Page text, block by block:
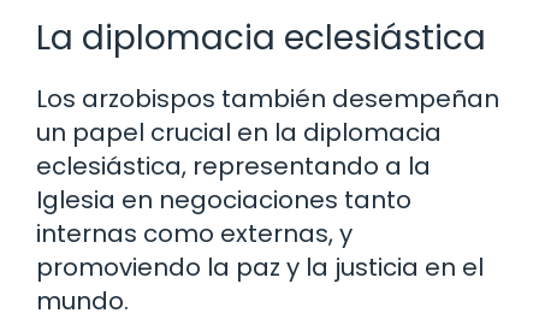
La diplomacia eclesiástica
Los arzobispos también desempeñan
un papel crucial en la diplomacia
eclesiástica, representando a la
Iglesia en negociaciones tanto
internas como externas, y
promoviendo la paz y la justicia en el
mundo.